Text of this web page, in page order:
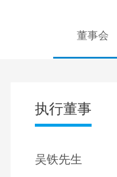
董事会
执行董事
吴铁先生